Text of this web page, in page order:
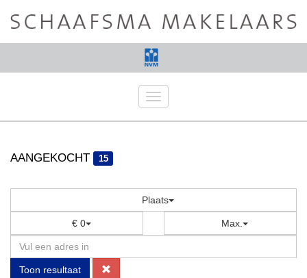
Navigatie
AANGEKOCHT 15
Plaats
€ 0 Max.
Toon resultaat